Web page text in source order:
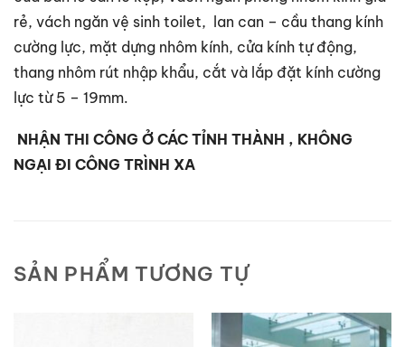
rẻ, vách ngăn vệ sinh toilet, lan can – cầu thang kính
cường lực, mặt dựng nhôm kính, cửa kính tự động,
thang nhôm rút nhập khẩu, cắt và lắp đặt kính cường
lực từ 5 – 19mm.
NHẬN THI CÔNG Ở CÁC TỈNH THÀNH , KHÔNG
NGẠI ĐI CÔNG TRÌNH XA
SẢN PHẨM TƯƠNG TỰ